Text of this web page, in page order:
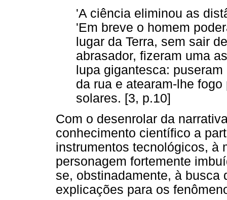
'A ciência eliminou as
'Em breve o homem
lugar da Terra, sem sair
abrasador, fizeram uma
lupa gigantesca:
da rua e atearam-lhe
solares. [3, p.10]
Com o desenrolar da
conhecimento científico a
instrumentos tecnológicos, à
personagem fortemente
se, obstinadamente, à busca
explicações para os